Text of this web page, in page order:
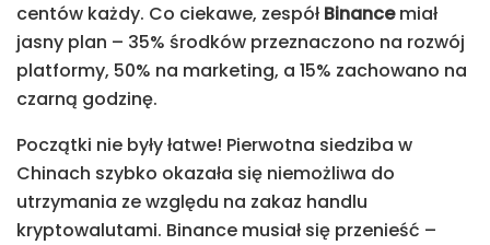
centów każdy. Co ciekawe, zespół Binancemiał
jasny plan – 35% środków przeznaczono na rozwój
platformy, 50% na marketing, a 15% zachowano na
czarną godzinę.
Początki nie były łatwe! Pierwotna siedziba w
Chinach szybko okazała się niemożliwa do
utrzymania ze względu na zakaz handlu
kryptowalutami. Binance musiał się przenieść –